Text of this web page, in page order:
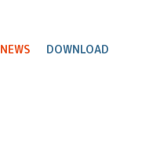
NEWS DOWNLOAD